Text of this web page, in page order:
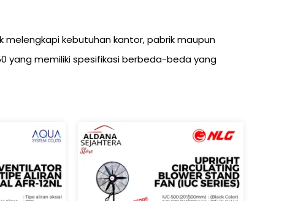
melengkapi kebutuhan kantor, pabrik maupun
yang memiliki spesifikasi berbeda-beda yang